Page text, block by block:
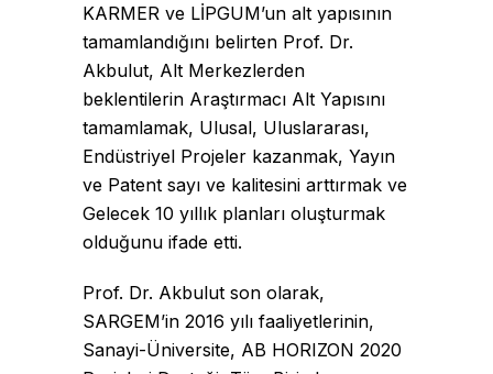
KARMER ve LİPGUM’un alt yapısının
tamamlandığını belirten Prof. Dr.
Akbulut, Alt Merkezlerden
beklentilerin Araştırmacı Alt Yapısını
tamamlamak, Ulusal, Uluslararası,
Endüstriyel Projeler kazanmak, Yayın
ve Patent sayı ve kalitesini arttırmak ve
Gelecek 10 yıllık planları oluşturmak
olduğunu ifade etti.
Prof. Dr. Akbulut son olarak,
SARGEM’in 2016 yılı faaliyetlerinin,
Sanayi-Üniversite, AB HORIZON 2020